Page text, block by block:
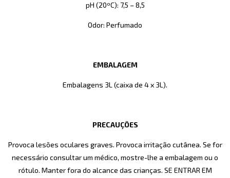
pH (20ºC): 7,5 – 8,5
Odor: Perfumado
EMBALAGEM
Embalagens 3L (caixa de 4 x 3L).
PRECAUÇÕES
Provoca lesões oculares graves. Provoca irritação cutânea. Se for
necessário consultar um médico, mostre-lhe a embalagem ou o
rótulo. Manter fora do alcance das crianças. SE ENTRAR EM